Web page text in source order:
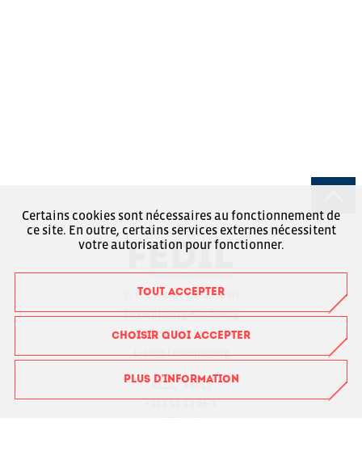
7, rue Alcide de Gasperi
Luxembourg-Kirchberg
Boîte Postale 1304
L-1013 Luxembourg
RCSL : F6043
+352 43 53 66-1
Certains cookies sont nécessaires au fonctionnement de
ce site. En outre, certains services externes nécessitent
votre autorisation pour fonctionner.
TOUT ACCEPTER
CHOISIR QUOI ACCEPTER
PLUS D'INFORMATION